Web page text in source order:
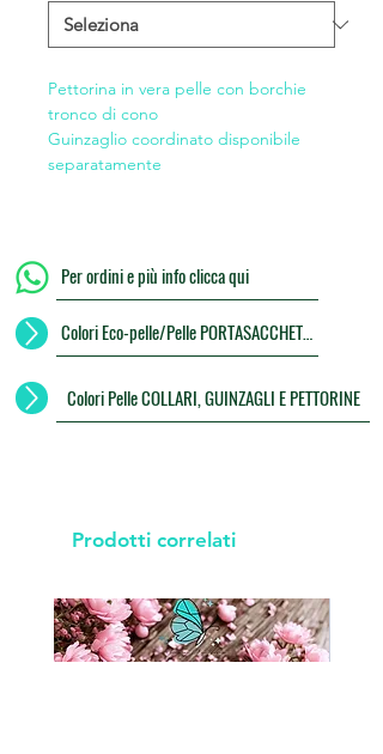
Pettorina in vera pelle con borchie
tronco di cono
Guinzaglio coordinato disponibile
separatamente
Per ordini e più info clicca qui
Colori Eco-pelle/Pelle PORTASACCHETTI
Colori Pelle COLLARI, GUINZAGLI E PETTORINE
Prodotti correlati